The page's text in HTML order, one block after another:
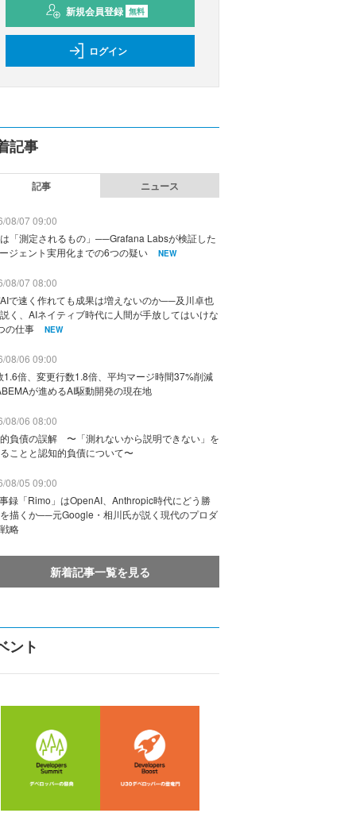
新規会員登録 無料
ログイン
記事
記事 ニュース
08/07 09:00
「測定されるもの」──Grafana Labsが検証した
ジェント実用化までの6つの疑い
NEW
08/07 08:00
で速く作れても成果は増えないのか──及川卓也
く、AIネイティブ時代に人間が手放してはいけな
の仕事
NEW
08/06 09:00
1.6倍、変更行数1.8倍、平均マージ時間37%削減
が進めるAI駆動開発の現在地
08/06 08:00
負債の誤解 〜「測れないから説明できない」を
ことと認知的負債について〜
08/05 09:00
録「Rimo」はOpenAI、Anthropic時代にどう勝
描くか──元Google・相川氏が説く現代のプロダ
略
新着記事一覧を見る
ント